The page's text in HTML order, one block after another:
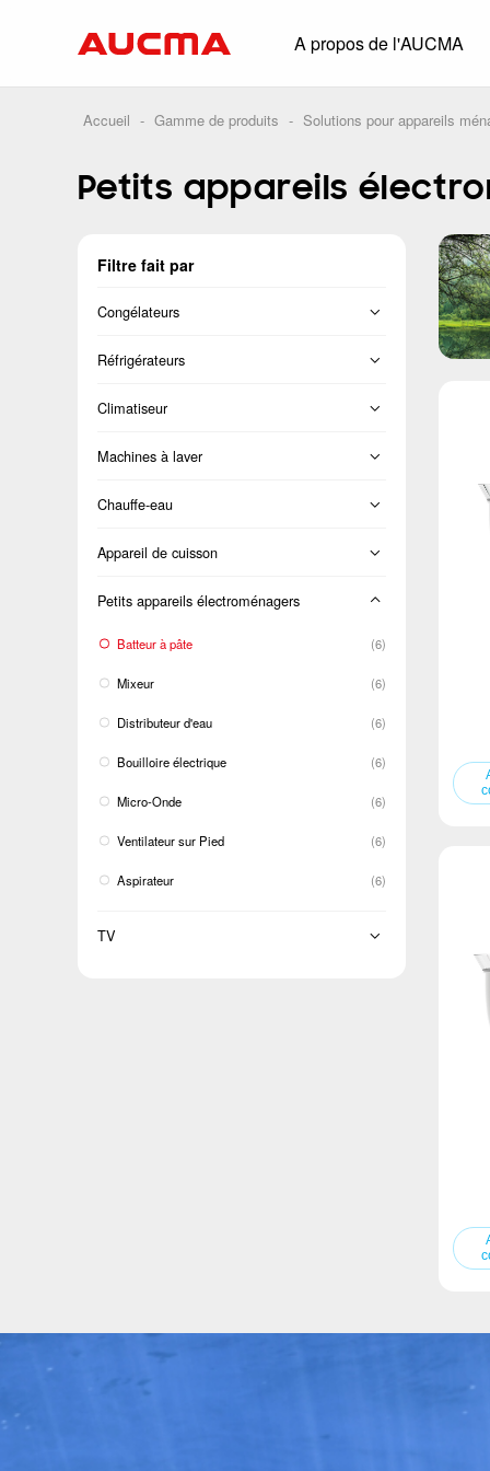
A propos de l'AUCMA
Aperçu Historique
Glacière à
Congélateur
Commerce de
Supermarché
Cold Room
Accueil - Gamme de produits - Solutions pour appareils
Petits appareils
Filtre fait par
Congélateurs
Congélateur vertical
Réfrigérateurs
Français
TM
Dégivrage à porte unique
Climatiseur
Séparation
Machines à laver
Lavage et séchage
Chauffe-eau
Électricité instantanée
Appareil de cuisson
Four
Petits appareils électroménagers
Batteur à pâte (6)
Mixeur (6)
Distributeur d'eau (6)
Bouilloire électrique (6)
Micro-Onde (6)
Ventilateur sur Pied (6)
Aspirateur (6)
TV